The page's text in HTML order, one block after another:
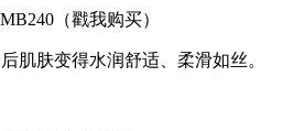
（戳我购买）
肌肤变得水润舒适、柔滑如丝。